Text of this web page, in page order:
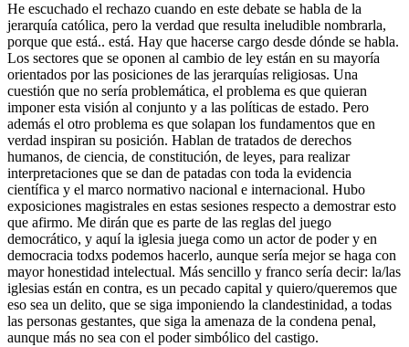
He escuchado el rechazo cuando en este debate se habla de la
jerarquía católica, pero la verdad que resulta ineludible nombrarla,
porque que está.. está. Hay que hacerse cargo desde dónde se habla.
Los sectores que se oponen al cambio de ley están en su mayoría
orientados por las posiciones de las jerarquías religiosas. Una
cuestión que no sería problemática, el problema es que quieran
imponer esta visión al conjunto y a las políticas de estado. Pero
además el otro problema es que solapan los fundamentos que en
verdad inspiran su posición. Hablan de tratados de derechos
humanos, de ciencia, de constitución, de leyes, para realizar
interpretaciones que se dan de patadas con toda la evidencia
científica y el marco normativo nacional e internacional. Hubo
exposiciones magistrales en estas sesiones respecto a demostrar esto
que afirmo. Me dirán que es parte de las reglas del juego
democrático, y aquí la iglesia juega como un actor de poder y en
democracia todxs podemos hacerlo, aunque sería mejor se haga con
mayor honestidad intelectual. Más sencillo y franco sería decir: la/las
iglesias están en contra, es un pecado capital y quiero/queremos que
eso sea un delito, que se siga imponiendo la clandestinidad, a todas
las personas gestantes, que siga la amenaza de la condena penal,
aunque más no sea con el poder simbólico del castigo.